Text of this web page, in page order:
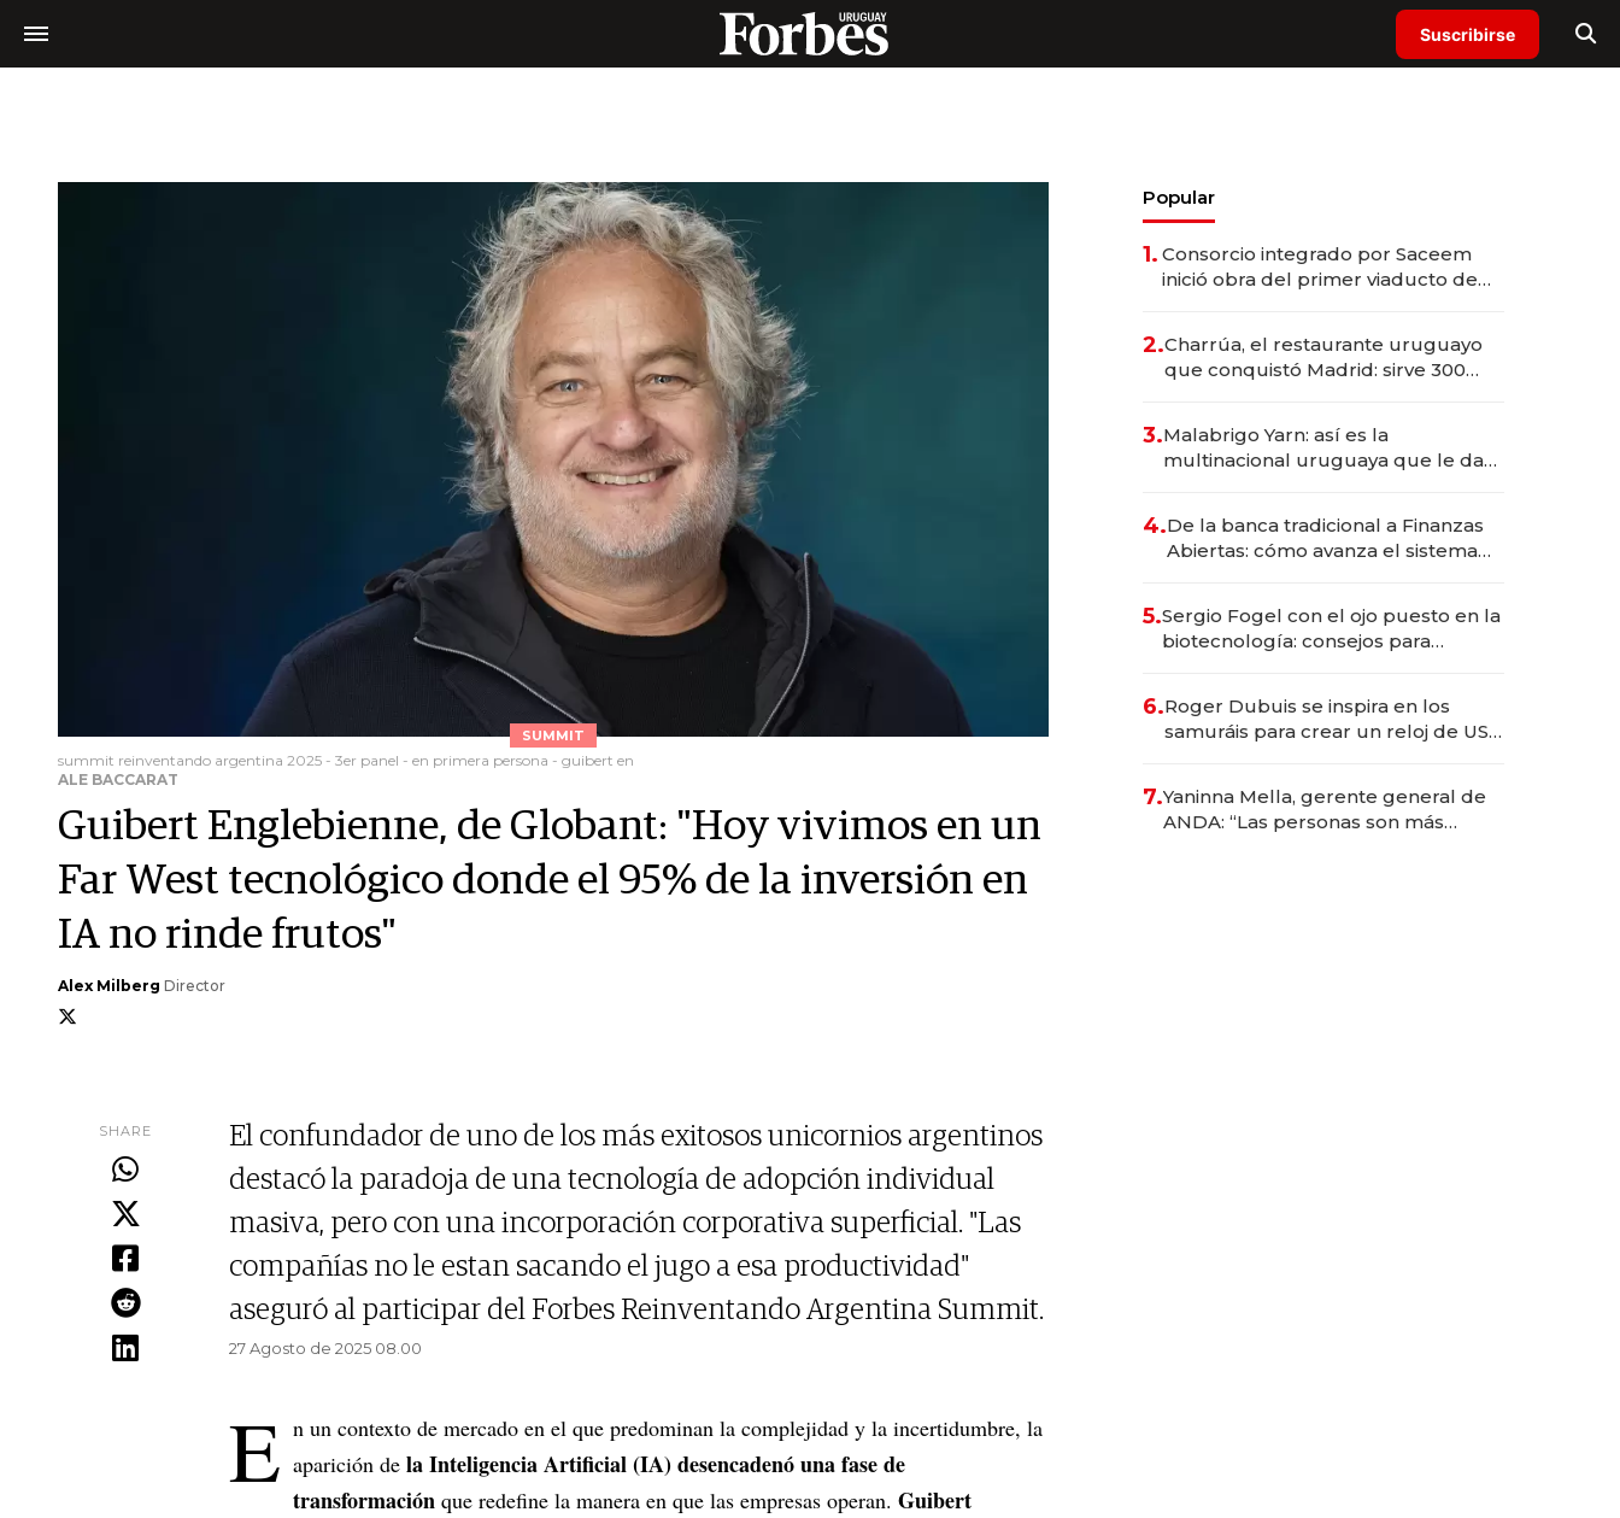
Suscribirse
SUMMIT
summit reinventando argentina 2025 - 3er panel - en primera persona - guibert en
ALE BACCARAT
Guibert Englebienne, de Globant: "Hoy vivimos en un
Far West tecnológico donde el 95% de la inversión en
IA no rinde frutos"
Alex Milberg Director
SHARE
El confundador de uno de los más exitosos unicornios argentinos
destacó la paradoja de una tecnología de adopción individual
masiva, pero con una incorporación corporativa superficial. "Las
compañías no le estan sacando el jugo a esa productividad"
aseguró al participar del Forbes Reinventando Argentina Summit.
27 Agosto de 2025 08.00
E n un contexto de mercado en el que predominan la complejidad y la incertidumbre, la
aparición de la Inteligencia Artificial (IA) desencadenó una fase de
transformación que redefine la manera en que las empresas operan. Guibert
Popular
1. Consorcio integrado por Saceem
inició obra del primer viaducto de
millones
2.Charrúa, el restaurante uruguayo
que conquistó Madrid: sirve 300
prepara apertura
3.Malabrigo Yarn: así es la
multinacional uruguaya que le da
4.De la banca tradicional a Finanzas
Abiertas: cómo avanza el sistema
5.Sergio Fogel con el ojo puesto en la
biotecnología: consejos para
6.Roger Dubuis se inspira en los
samuráis para crear un reloj de US$
7.Yaninna Mella, gerente general de
ANDA: “Las personas son más